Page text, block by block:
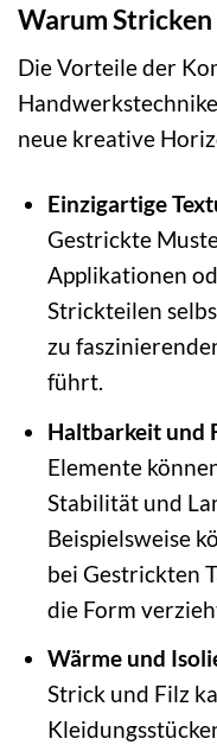
Warum
Die Vorteile der
neue kreative
Einzigartige
Gestrickte
Applikationen
Strickteilen
zu
führt.
Haltbarkeit und
Elemente
Stabilität und
Beispielsweise
bei Gestrickten
die Form
Wärme und
Strick und Filz